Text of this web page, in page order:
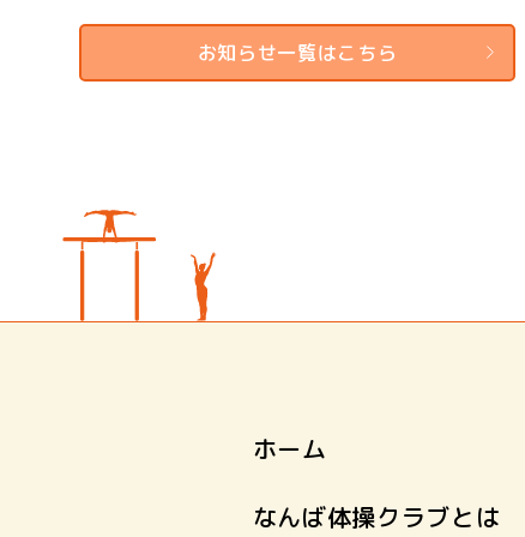
お知らせ一覧はこちら
ホーム
なんば体操クラブとは